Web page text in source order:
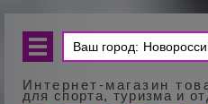
Ваш город:
Интернет-магазин
для спорта, туризма и